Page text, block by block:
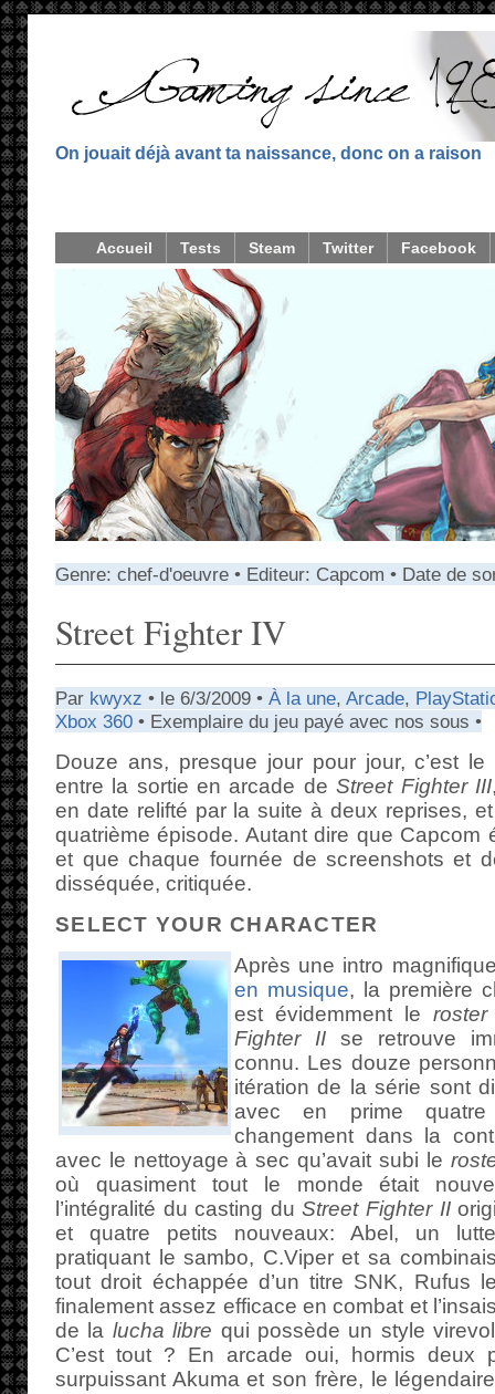
On jouait déjà avant ta naissance, donc on a raison
Accueil Tests Steam Twitter Facebook
Genre: chef-d'oeuvre • Editeur: Capcom • Date de
Street Fighter IV
Par kwyxz • le 6/3/2009 • À la une, Arcade,
Xbox 360 • Exemplaire du jeu payé avec nos sous •
Douze ans, presque jour pour jour, c’est le
entre la sortie en arcade deStreet Fighter III
en date relifté par la suite à deux reprises,
quatrième épisode. Autant dire que Capcom
et que chaque fournée de screenshots et
disséquée, critiquée.
SELECT YOUR CHARACTER
Après une intro
en musique, la première
est évidemment le roster
Fighter II se retrouve
connu. Les douze
itération de la série sont
avec en prime
changement dans la
avec le nettoyage à sec qu’avait subi le
où quasiment tout le monde était
l’intégralité du casting duStreet Fighter II
et quatre petits nouveaux: Abel, un
pratiquant le sambo, C.Viper et sa
tout droit échappée d’un titre SNK, Rufus
finalement assez efficace en combat et
de la lucha libre qui possède un style
C’est tout ? En arcade oui, hormis deux
surpuissant Akuma et son frère, le